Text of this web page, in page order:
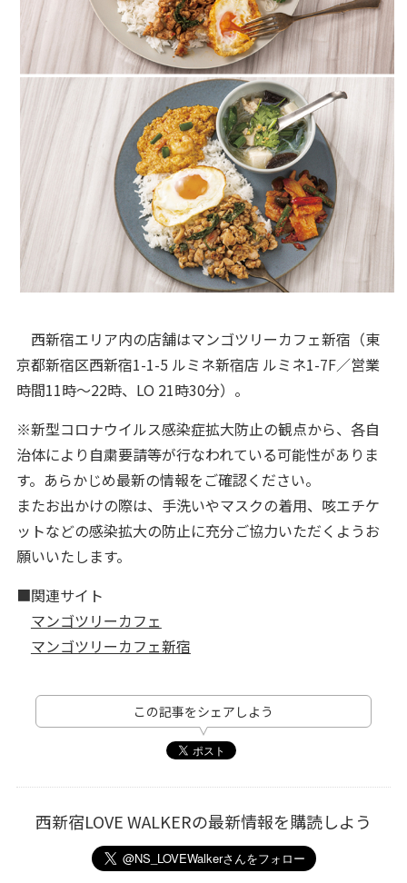
西新宿エリア内の店舗はマンゴツリーカフェ新宿（東
京都新宿区西新宿1-1-5 ルミネ新宿店 ルミネ1-7F／営業
時間11時～22時、LO 21時30分）。
※新型コロナウイルス感染症拡大防止の観点から、各自
治体により自粛要請等が行なわれている可能性がありま
す。あらかじめ最新の情報をご確認ください。
またお出かけの際は、手洗いやマスクの着用、咳エチケ
ットなどの感染拡大の防止に充分ご協力いただくようお
願いいたします。
■関連サイト
マンゴツリーカフェ
マンゴツリーカフェ新宿
この記事をシェアしよう
西新宿LOVE WALKERの最新情報を購読しよう